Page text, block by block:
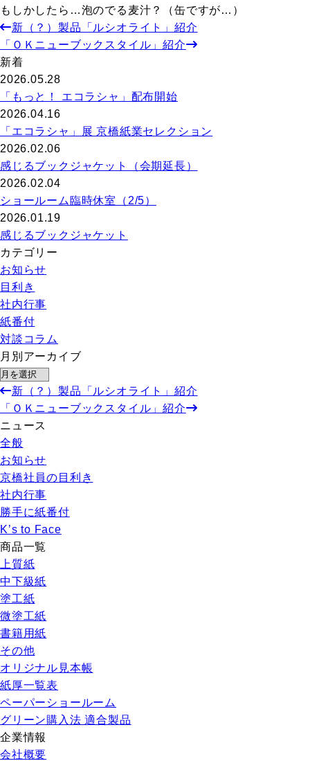
もしかしたら…泡のでる麦汁？（缶ですが…）
新（？）製品「ルシオライト」紹介
「ＯＫニューブックスタイル」紹介
新着
2026.05.28
「もっと！ エコラシャ」配布開始
2026.04.16
「エコラシャ」展 京橋紙業セレクション
2026.02.06
感じるブックジャケット（会期延長）
2026.02.04
ショールーム臨時休室（2/5）
2026.01.19
感じるブックジャケット
カテゴリー
お知らせ
目利き
社内行事
紙番付
対談コラム
月別アーカイブ
新（？）製品「ルシオライト」紹介
「ＯＫニューブックスタイル」紹介
ニュース
全般
お知らせ
京橋社員の目利き
社内行事
勝手に紙番付
K’s to Face
商品一覧
上質紙
中下級紙
塗工紙
微塗工紙
書籍用紙
その他
オリジナル見本帳
紙厚一覧表
ペーパーショールーム
グリーン購入法 適合製品
企業情報
会社概要